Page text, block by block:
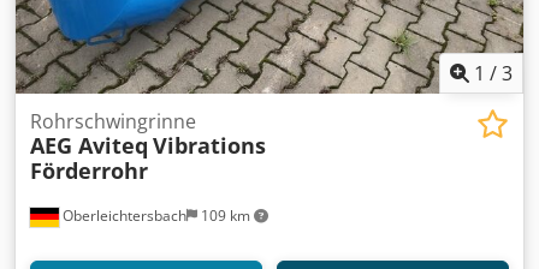
1 /3
Oberleichtersbach 109 km
Rohrschwingrinne
AEG Aviteq Vibrations
Förderrohr